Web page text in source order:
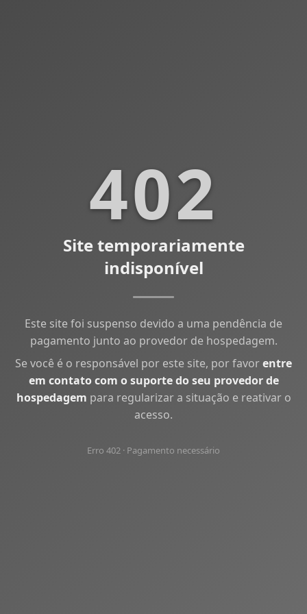
402
Site temporariamente
indisponível
Este site foi suspenso devido a uma pendência de
pagamento junto ao provedor de hospedagem.
Se você é o responsável por este site, por favorentre
em contato com o suporte do seu provedor de
hospedagem para regularizar a situação e reativar o
acesso.
Erro 402 · Pagamento necessário